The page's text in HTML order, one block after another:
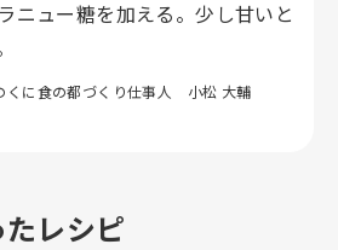
ニュー糖を加える。少し甘いと
くに食の都づくり仕事人 小松 大輔
レシピ